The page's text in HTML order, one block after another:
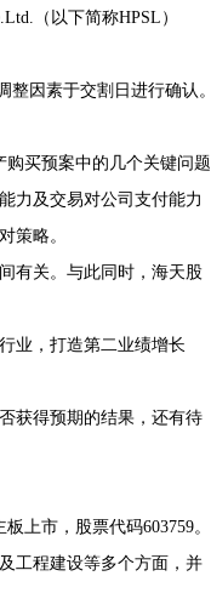
（以下简称HPSL）
因素于交割日进行确认。
购买预案中的几个关键问题
力及交易对公司支付能力
策略。
有关。与此同时，海天股
业，打造第二业绩增长
获得预期的结果，还有待
上市，股票代码603759。
工程建设等多个方面，并